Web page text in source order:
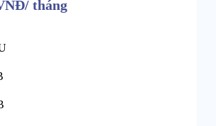
tháng